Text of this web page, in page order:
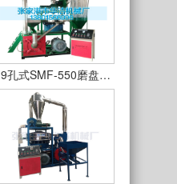
9孔式SMF-550磨盘…